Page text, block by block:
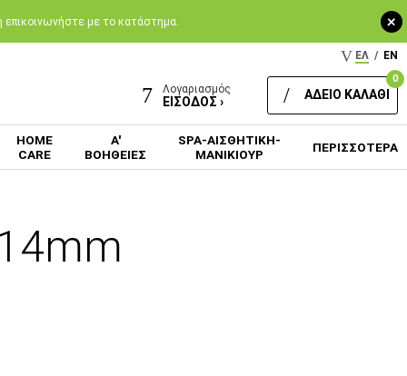
+
επικοινωνήστε με το κατάστημα.
ΕΛ / EN
Λογαριασμός
ΕΙΣΟΔΟΣ ›
0
ΑΔΕΙΟ ΚΑΛΑΘΙ
HOME
CARE
Α'
ΒΟΗΘΕΙΕΣ
SPA-ΑΙΣΘΗΤΙΚΗ-
ΜΑΝΙΚΙΟΥΡ
ΠΕΡΙΣΣΟΤΕΡΑ